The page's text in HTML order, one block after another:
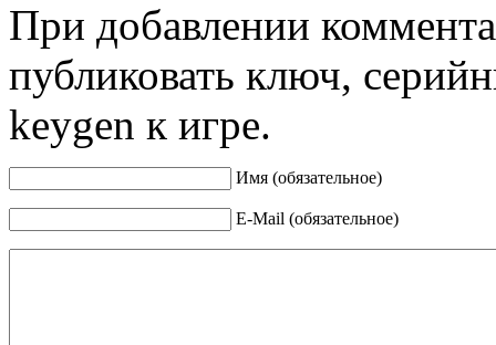
При добавлении
публиковать ключ,
keygen к игре.
Имя (обязательное)
E-Mail (обязательное)